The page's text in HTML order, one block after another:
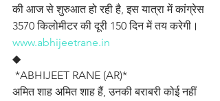
की आज से शुरुआत हो रही है, इस यात्रा में कांग्रेस
3570 किलोमीटर की दूरी 150 दिन में तय करेगी।
www.abhijeetrane.in
◆
*ABHIJEET RANE (AR)*
अमित शाह अमित शाह हैं, उनकी बराबरी कोई नहीं